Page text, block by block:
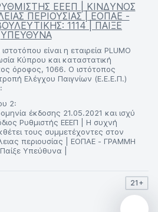
ΕΕΕΠ | ΚΙΝΔΥΝΟΣ
ΠΕΡΙΟΥΣΙΑΣ | ΕΟΠΑΕ -
1114 | ΠΑΙΞΕ
ΥΠΕΥΘΥΝΑ
είναι η εταιρεία PLUMO
Κύπρου και καταστατική
όροφος, 1066. Ο ιστότοπος
Ελέγχου Παιγνίων (Ε.Ε.Ε.Π.)
2:
έκδοσης 21.05.2021 και ισχύ
Ρυθμιστής ΕΕΕΠ | Η συχνή
τους συμμετέχοντες στον
περιουσίας | ΕΟΠΑΕ - ΓΡΑΜΜΗ
Υπεύθυνα |
21+